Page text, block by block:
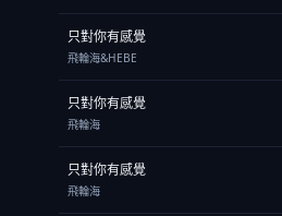
只對你有感覺
飛輪海&HEBE
只對你有感覺
飛輪海
只對你有感覺
飛輪海